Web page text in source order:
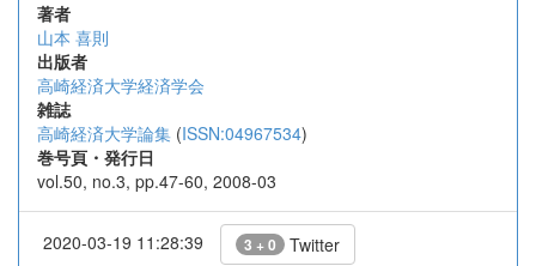
著者
山本 喜則
出版者
高崎経済大学経済学会
雑誌
高崎経済大学論集 (ISSN:04967534)
巻号頁・発行日
vol.50, no.3, pp.47-60, 2008-03
2020-03-19 11:28:39 3 + 0 Twitter